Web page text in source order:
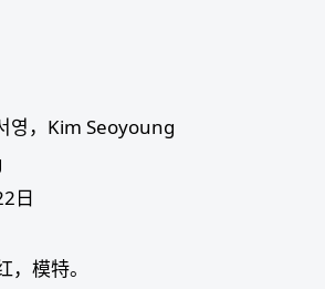
영，Kim Seoyoung
日
，模特。